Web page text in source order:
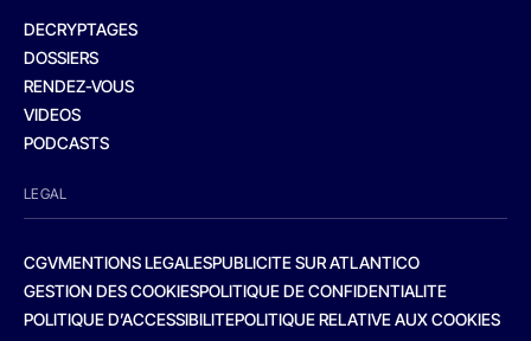
DECRYPTAGES
DOSSIERS
RENDEZ-VOUS
VIDEOS
PODCASTS
LEGAL
CGVMENTIONS LEGALESPUBLICITE SUR ATLANTICO
GESTION DES COOKIESPOLITIQUE DE CONFIDENTIALITE
POLITIQUE D’ACCESSIBILITEPOLITIQUE RELATIVE AUX COOKIES